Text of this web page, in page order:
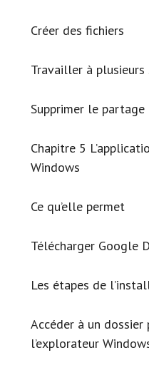
Créer des fichiers
Travailler à plusieurs
Supprimer le
Chapitre 5
Windows
Ce qu’elle permet
Télécharger Google
Les étapes de
Accéder à un dossier
l’explorateur